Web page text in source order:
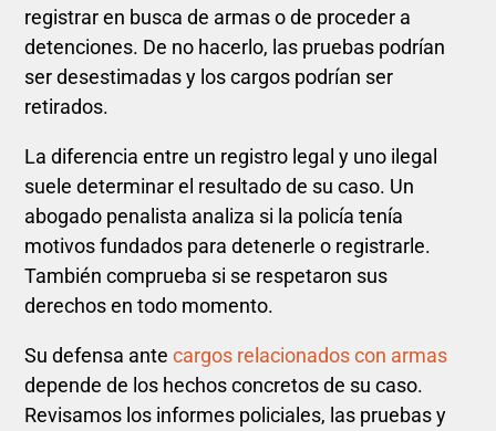
registrar en busca de armas o de proceder a
detenciones. De no hacerlo, las pruebas podrían
ser desestimadas y los cargos podrían ser
retirados.
La diferencia entre un registro legal y uno ilegal
suele determinar el resultado de su caso. Un
abogado penalista analiza si la policía tenía
motivos fundados para detenerle o registrarle.
También comprueba si se respetaron sus
derechos en todo momento.
Su defensa antecargos relacionados con armas
depende de los hechos concretos de su caso.
Revisamos los informes policiales, las pruebas y